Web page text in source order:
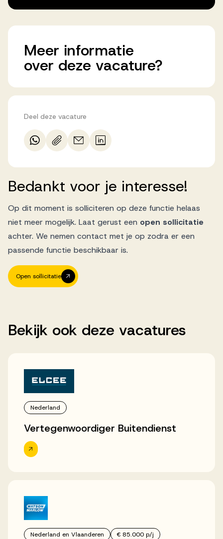
Meer informatie
over deze vacature?
Deel deze vacature
Bedankt voor je interesse!
Op dit moment is solliciteren op deze functie helaas
niet meer mogelijk. Laat gerust een open sollicitatie
achter. We nemen contact met je op zodra er een
passende functie beschikbaar is.
Open sollicitatie
Bekijk ook deze vacatures
Nederland
Vertegenwoordiger Buitendienst
Nederland en Vlaanderen € 85.000 p/j